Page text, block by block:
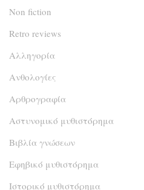
Non fiction
Retro reviews
Αλληγορία
Ανθολογίες
Αρθρογραφία
Αστυνομικό μυθιστόρημα
Βιβλία γνώσεων
Εφηβικό μυθιστόρημα
Ιστορικό μυθιστόρημα